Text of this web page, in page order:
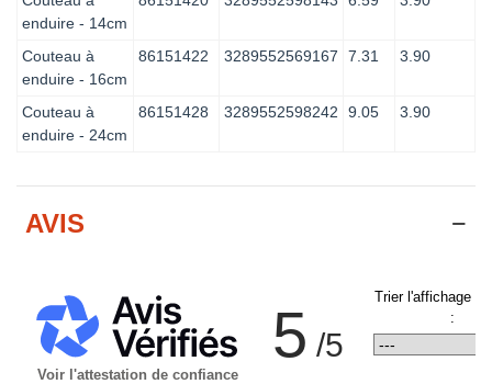
enduire - 14cm
Couteau à
enduire - 16cm
86151422 3289552569167 7.31 3.90
Couteau à
enduire - 24cm
86151428 3289552598242 9.05 3.90
AVIS
Voir l'attestation de confiance
5 /5
Trier l'affichage
: